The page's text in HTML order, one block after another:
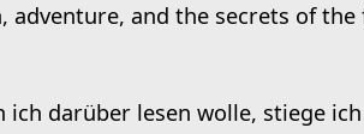
adventure, and the secrets of
ich darüber lesen wolle, stiege